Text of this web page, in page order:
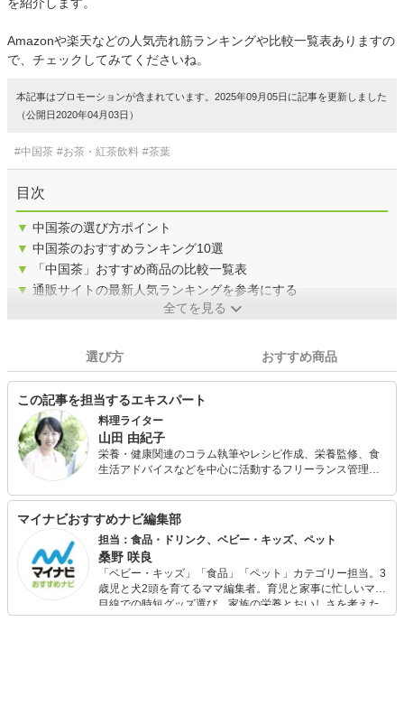
Amazonや楽天などの人気売れ筋ランキングや比較一覧表ありますの
で、チェックしてみてくださいね。
本記事はプロモーションが含まれています。2025年09月05日に記事を更新しました
（公開日2020年04月03日）
#中国茶 #お茶・紅茶飲料 #茶葉
目次
▼ 中国茶の選び方ポイント
▼ 中国茶のおすすめランキング10選
▼
「中国茶」おすすめ商品の比較一覧表
▼ 通販サイトの最新人気ランキングを参考にする
全てを見る
選び方 おすすめ商品
この記事を担当するエキスパート
料理ライター
山田 由紀子
栄養・健康関連のコラム執筆やレシピ作成、栄養監修、食
生活アドバイスなどを中心に活動するフリーランス管理栄
の献立作成、給食管理を行う。その後、病院で栄養管理、
栄養指導、調理などの業務に従事。在職中に管理栄養士免
許を取得。 出産を機にフリーに転向し、保健センターなど
で栄養指導・食事相談を行うほか、料理教室や発酵食づく
りのワークショップを主催。
マイナビおすすめナビ編集部
担当：食品・ドリンク、ベビー・キッズ、ペット
桑野 咲良
「ベビー・キッズ」「食品」「ペット」カテゴリー担当。3
歳児と犬2頭を育てるママ編集者。育児と家事に忙しいママ
目線での時短グッズ選び、家族の栄養とおいしさを考えた
食品選び、束の間のリラックスタイムを楽しむためのスイ